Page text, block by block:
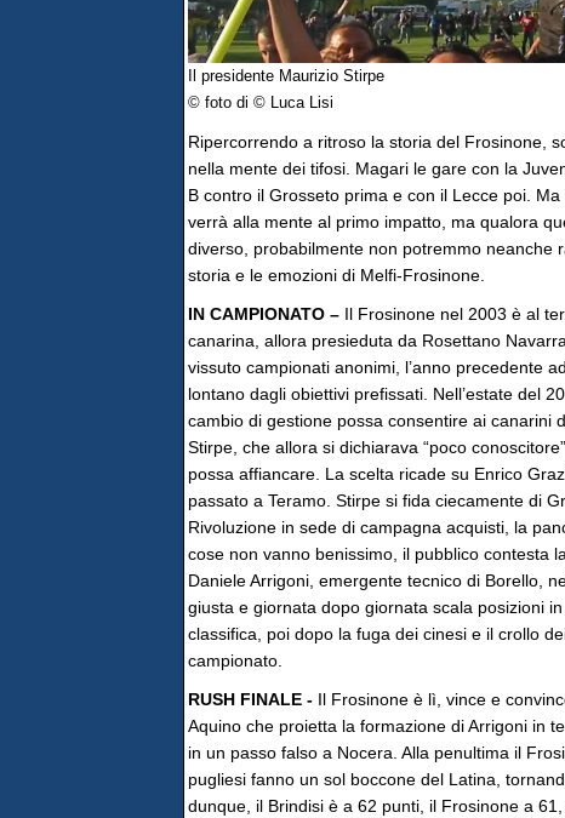
Il presidente Maurizio Stirpe
© foto di © Luca Lisi
Ripercorrendo a ritroso la storia del Frosinone,
nella mente dei tifosi. Magari le gare con la
B contro il Grosseto prima e con il Lecce poi.
verrà alla mente al primo impatto, ma qualora
diverso, probabilmente non potremmo neanche
storia e le emozioni di Melfi-Frosinone.
IN CAMPIONATO – Il Frosinone nel 2003 è al
canarina, allora presieduta da Rosettano
vissuto campionati anonimi, l’anno precedente
lontano dagli obiettivi prefissati. Nell’estate del
cambio di gestione possa consentire ai canarini
Stirpe, che allora si dichiarava “poco
possa affiancare. La scelta ricade su Enrico
passato a Teramo. Stirpe si fida ciecamente di
Rivoluzione in sede di campagna acquisti, la
cose non vanno benissimo, il pubblico contesta
Daniele Arrigoni, emergente tecnico di Borello,
giusta e giornata dopo giornata scala posizioni
classifica, poi dopo la fuga dei cinesi e il crollo
campionato.
RUSH FINALE - Il Frosinone è lì, vince e
Aquino che proietta la formazione di Arrigoni in
in un passo falso a Nocera. Alla penultima il
pugliesi fanno un sol boccone del Latina,
dunque, il Brindisi è a 62 punti, il Frosinone a